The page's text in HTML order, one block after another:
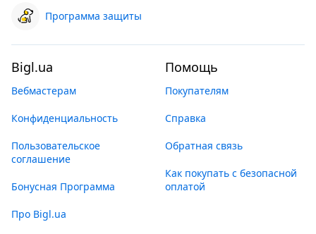
Программа защиты
Bigl.ua
Вебмастерам
Конфиденциальность
Пользовательское
соглашение
Бонусная Программа
Про Bigl.ua
Помощь
Покупателям
Справка
Обратная связь
Как покупать с безопасной
оплатой